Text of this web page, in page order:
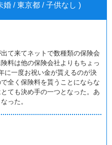
婚 / 東京都 / 子供なし )
て来てネットで数種類の保険会
料は他の保険会社よりもちょっ
に一度お祝い金が貰えるのが決
全く保険料を貰うことにならな
ても決め手の一つとなった。あ
った。